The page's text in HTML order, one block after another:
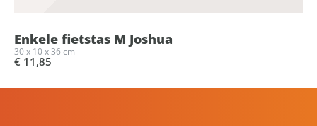
Enkele fietstas M Joshua
30 x 10 x 36 cm
€ 11,85